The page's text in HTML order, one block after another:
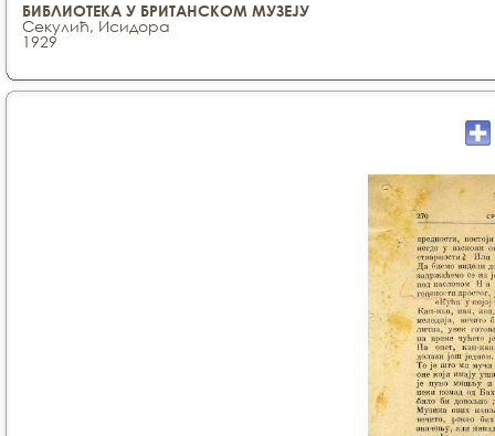
БИБЛИОТЕКА У БРИТАНСКОМ МУЗЕЈУ
Секулић, Исидора
1929